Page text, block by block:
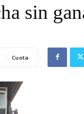
sin
Cuota